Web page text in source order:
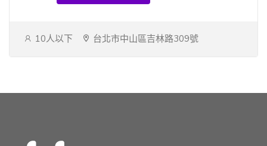
10人以下 台北市中山區吉林路309號